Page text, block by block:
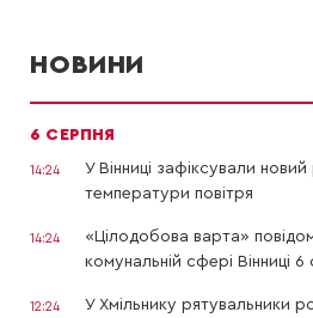
НОВИНИ
6 СЕРПНЯ
14:24
У Вінниці зафіксували
температури повітря
14:24
«Цілодобова варта»
комунальній сфері Вінниці 6
12:24
У Хмільнику рятувальники